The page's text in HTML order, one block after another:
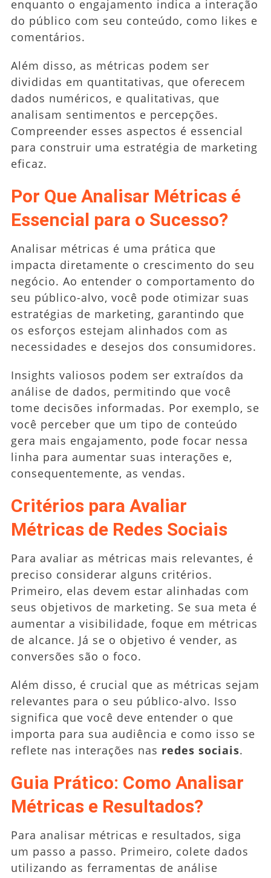
enquanto o engajamento indica a interação
do público com seu conteúdo, como likes e
comentários.
Além disso, as métricas podem ser
divididas em quantitativas, que oferecem
dados numéricos, e qualitativas, que
analisam sentimentos e percepções.
Compreender esses aspectos é essencial
para construir uma estratégia de marketing
eficaz.
Por Que Analisar Métricas é
Essencial para o Sucesso?
Analisar métricas é uma prática que
impacta diretamente o crescimento do seu
negócio. Ao entender o comportamento do
seu público-alvo, você pode otimizar suas
estratégias de marketing, garantindo que
os esforços estejam alinhados com as
necessidades e desejos dos consumidores.
Insights valiosos podem ser extraídos da
análise de dados, permitindo que você
tome decisões informadas. Por exemplo, se
você perceber que um tipo de conteúdo
gera mais engajamento, pode focar nessa
linha para aumentar suas interações e,
consequentemente, as vendas.
Critérios para Avaliar
Métricas de Redes Sociais
Para avaliar as métricas mais relevantes, é
preciso considerar alguns critérios.
Primeiro, elas devem estar alinhadas com
seus objetivos de marketing. Se sua meta é
aumentar a visibilidade, foque em métricas
de alcance. Já se o objetivo é vender, as
conversões são o foco.
Além disso, é crucial que as métricas sejam
relevantes para o seu público-alvo. Isso
significa que você deve entender o que
importa para sua audiência e como isso se
reflete nas interações nas redes sociais.
Guia Prático: Como Analisar
Métricas e Resultados?
Para analisar métricas e resultados, siga
um passo a passo. Primeiro, colete dados
utilizando as ferramentas de análise